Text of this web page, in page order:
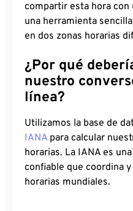
compartir esta hora con
una herramienta
en dos zonas horarias
¿Por qué
nuestro
línea?
Utilizamos la base de
IANA para calcular
horarias. La IANA es
confiable que coordina
horarias mundiales.